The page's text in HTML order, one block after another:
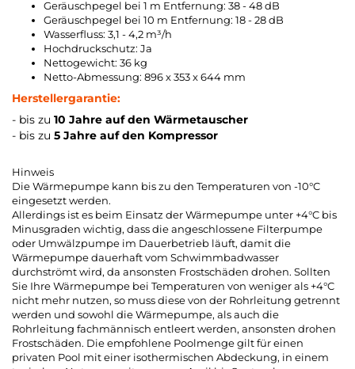
Geräuschpegel bei 1 m Entfernung: 38 - 48 dB
Geräuschpegel bei 10 m Entfernung: 18 - 28 dB
Wasserfluss: 3,1 - 4,2 m³/h
Hochdruckschutz: Ja
Nettogewicht: 36 kg
Netto-Abmessung: 896 x 353 x 644 mm
Herstellergarantie:
- bis zu 10 Jahre auf den Wärmetauscher
- bis zu 5 Jahre auf den Kompressor
Hinweis
Die Wärmepumpe kann bis zu den Temperaturen von -10°C
eingesetzt werden.
Allerdings ist es beim Einsatz der Wärmepumpe unter +4°C bis
Minusgraden wichtig, dass die angeschlossene Filterpumpe
oder Umwälzpumpe im Dauerbetrieb läuft, damit die
Wärmepumpe dauerhaft vom Schwimmbadwasser
durchströmt wird, da ansonsten Frostschäden drohen. Sollten
Sie Ihre Wärmepumpe bei Temperaturen von weniger als +4°C
nicht mehr nutzen, so muss diese von der Rohrleitung getrennt
werden und sowohl die Wärmepumpe, als auch die
Rohrleitung fachmännisch entleert werden, ansonsten drohen
Frostschäden. Die empfohlene Poolmenge gilt für einen
privaten Pool mit einer isothermischen Abdeckung, in einem